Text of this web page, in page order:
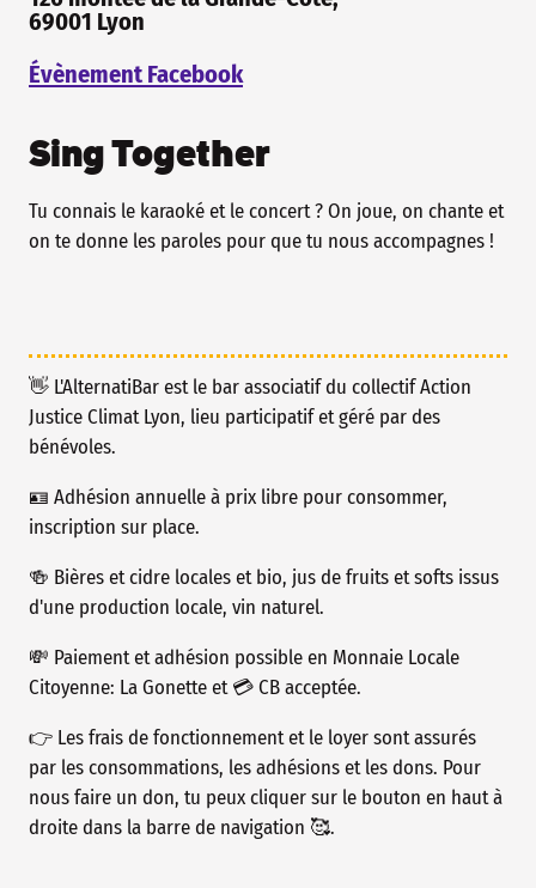
69001 Lyon
Évènement Facebook
Sing Together
Tu connais le karaoké et le concert ? On joue, on chante et
on te donne les paroles pour que tu nous accompagnes !
👋 L'AlternatiBar est le bar associatif du collectif Action
Justice Climat Lyon, lieu participatif et géré par des
bénévoles.
🪪 Adhésion annuelle à prix libre pour consommer,
inscription sur place.
🍻 Bières et cidre locales et bio, jus de fruits et softs issus
d'une production locale, vin naturel.
💸 Paiement et adhésion possible en Monnaie Locale
Citoyenne: La Gonette et 💳 CB acceptée.
👉 Les frais de fonctionnement et le loyer sont assurés
par les consommations, les adhésions et les dons. Pour
nous faire un don, tu peux cliquer sur le bouton en haut à
droite dans la barre de navigation 🥰.